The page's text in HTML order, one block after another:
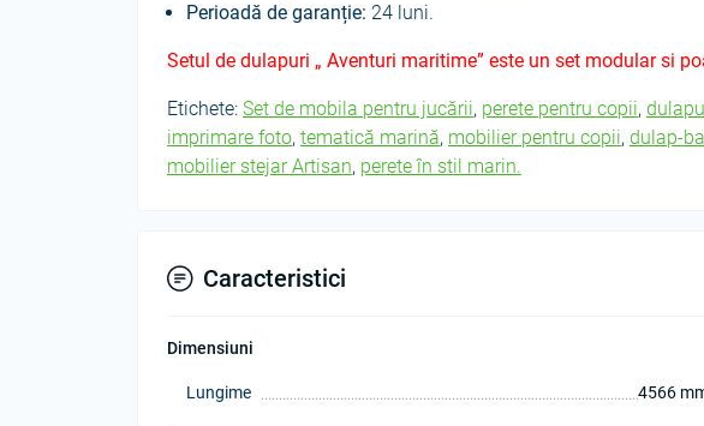
Perioadă de garanție: 24 luni.
Setul de dulapuri „ Aventuri maritime” este un set modular si
Etichete: Set de mobila pentru jucării, perete pentru copii,
imprimare foto, tematică marină, mobilier pentru copii, dulap-
mobilier stejar Artisan, perete în stil marin.
Caracteristici
Dimensiuni
Lungime 4566